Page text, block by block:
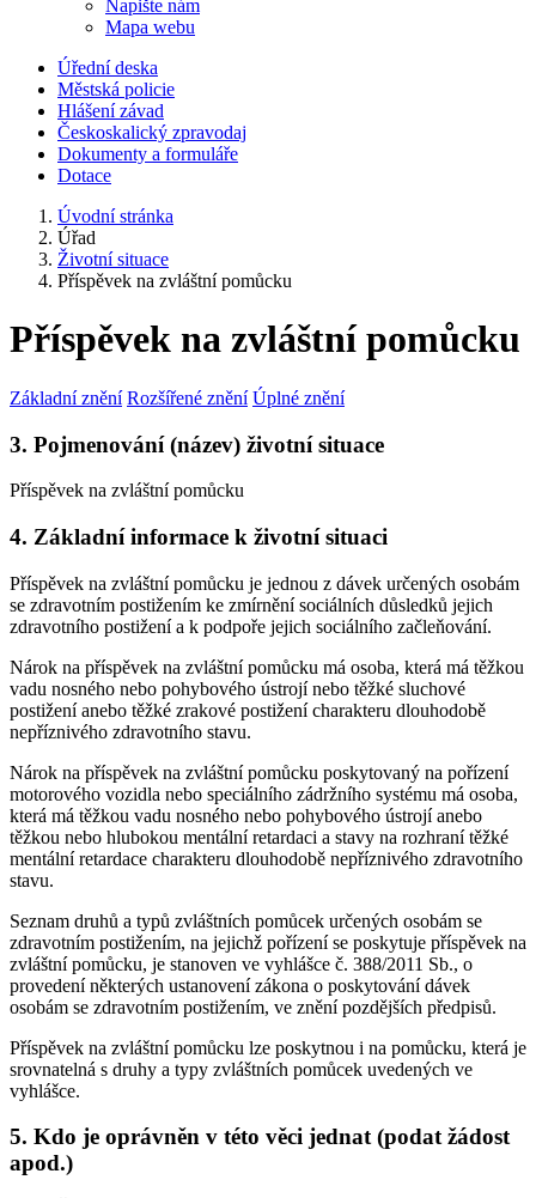
Napište nám
Mapa webu
Úřední deska
Městská policie
Hlášení závad
Českoskalický zpravodaj
Dokumenty a formuláře
Dotace
Úvodní stránka
Úřad
Životní situace
Příspěvek na zvláštní pomůcku
Příspěvek na zvláštní pomůcku
Základní znění Rozšířené znění Úplné znění
3. Pojmenování (název) životní situace
Příspěvek na zvláštní pomůcku
4. Základní informace k životní situaci
Příspěvek na zvláštní pomůcku je jednou z dávek určených osobám
se zdravotním postižením ke zmírnění sociálních důsledků jejich
zdravotního postižení a k podpoře jejich sociálního začleňování.
Nárok na příspěvek na zvláštní pomůcku má osoba, která má těžkou
vadu nosného nebo pohybového ústrojí nebo těžké sluchové
postižení anebo těžké zrakové postižení charakteru dlouhodobě
nepříznivého zdravotního stavu.
Nárok na příspěvek na zvláštní pomůcku poskytovaný na pořízení
motorového vozidla nebo speciálního zádržního systému má osoba,
která má těžkou vadu nosného nebo pohybového ústrojí anebo
těžkou nebo hlubokou mentální retardaci a stavy na rozhraní těžké
mentální retardace charakteru dlouhodobě nepříznivého zdravotního
stavu.
Seznam druhů a typů zvláštních pomůcek určených osobám se
zdravotním postižením, na jejichž pořízení se poskytuje příspěvek na
zvláštní pomůcku, je stanoven ve vyhlášce č. 388/2011 Sb., o
provedení některých ustanovení zákona o poskytování dávek
osobám se zdravotním postižením, ve znění pozdějších předpisů.
Příspěvek na zvláštní pomůcku lze poskytnou i na pomůcku, která je
srovnatelná s druhy a typy zvláštních pomůcek uvedených ve
vyhlášce.
5. Kdo je oprávněn v této věci jednat (podat žádost
apod.)